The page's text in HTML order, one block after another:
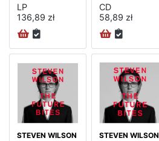
LP
136,89 zł
CD
58,89 zł
STEVEN WILSON
STEVEN WILSON